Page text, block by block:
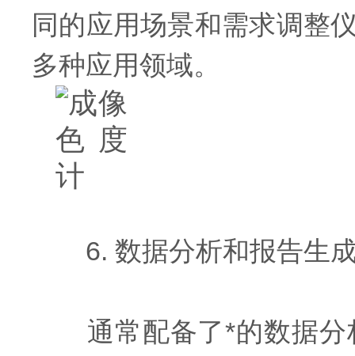
同的应用场景和需求调整
多种应用领域。
6. 数据分析和报告生
通常配备了*的数据分